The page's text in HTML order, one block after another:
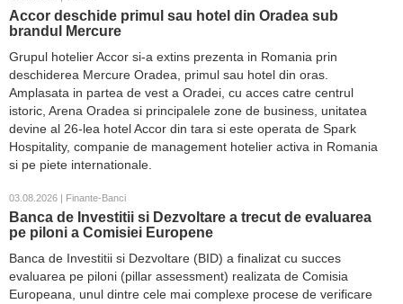
Accor deschide primul sau hotel din Oradea sub
brandul Mercure
Grupul hotelier Accor si-a extins prezenta in Romania prin
deschiderea Mercure Oradea, primul sau hotel din oras.
Amplasata in partea de vest a Oradei, cu acces catre centrul
istoric, Arena Oradea si principalele zone de business, unitatea
devine al 26-lea hotel Accor din tara si este operata de Spark
Hospitality, companie de management hotelier activa in Romania
si pe piete internationale.
03.08.2026 | Finante-Banci
Banca de Investitii si Dezvoltare a trecut de evaluarea
pe piloni a Comisiei Europene
Banca de Investitii si Dezvoltare (BID) a finalizat cu succes
evaluarea pe piloni (pillar assessment) realizata de Comisia
Europeana, unul dintre cele mai complexe procese de verificare